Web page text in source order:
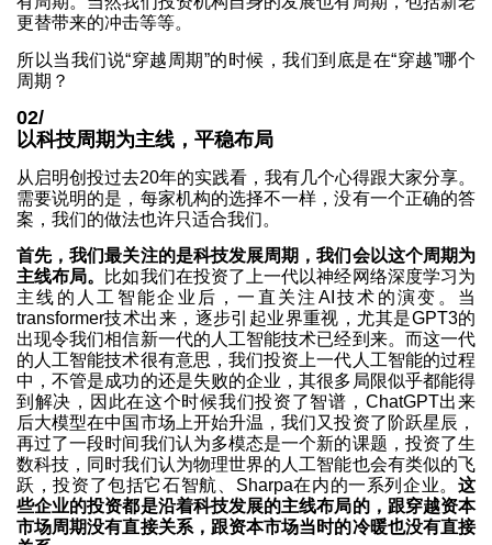
更替带来的冲击等等。
所以当我们说“穿越周期”的时候，我们到底是在“穿越”哪个
周期？
02/
以科技周期为主线，平稳布局
从启明创投过去20年的实践看，我有几个心得跟大家分享。
需要说明的是，每家机构的选择不一样，没有一个正确的答
案，我们的做法也许只适合我们。
首先，我们最关注的是科技发展周期，我们会以这个周期为
主线布局。 比如我们在投资了上一代以神经网络深度学习为
主线的人工智能企业后，一直关注AI技术的演变。当
transformer技术出来，逐步引起业界重视，尤其是GPT3的
出现令我们相信新一代的人工智能技术已经到来。而这一代
的人工智能技术很有意思，我们投资上一代人工智能的过程
中，不管是成功的还是失败的企业，其很多局限似乎都能得
到解决，因此在这个时候我们投资了智谱，ChatGPT出来
后大模型在中国市场上开始升温，我们又投资了阶跃星辰，
再过了一段时间我们认为多模态是一个新的课题，投资了生
数科技，同时我们认为物理世界的人工智能也会有类似的飞
跃，投资了包括它石智航、Sharpa在内的一系列企业。 这
些企业的投资都是沿着科技发展的主线布局的，跟穿越资本
市场周期没有直接关系，跟资本市场当时的冷暖也没有直接